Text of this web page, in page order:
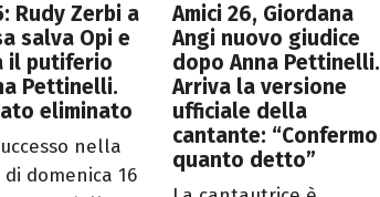
Rudy Zerbi a
salva Opi e
il putiferio
Pettinelli.
eliminato
nella
domenica 16
Amici 26, Giordana
Angi nuovo giudice
dopo Anna Pettinelli.
Arriva la versione
ufficiale della
cantante: “Confermo
quanto detto”